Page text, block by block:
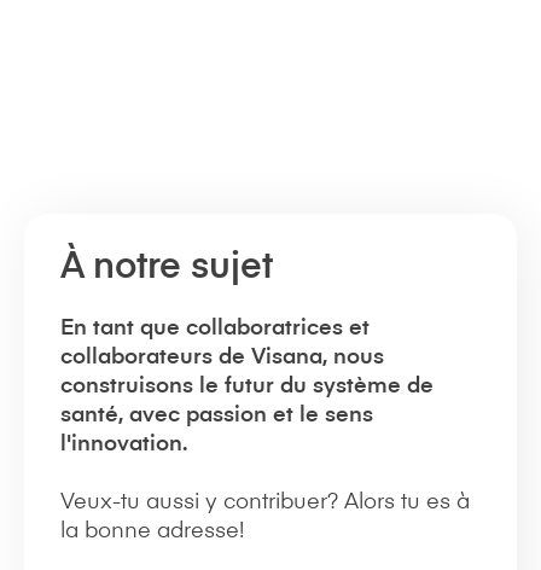
À notre sujet
En tant que collaboratrices et
collaborateurs de Visana, nous
construisons le futur du système de
santé, avec passion et le sens
l'innovation.
Veux-tu aussi y contribuer? Alors tu es à
la bonne adresse!